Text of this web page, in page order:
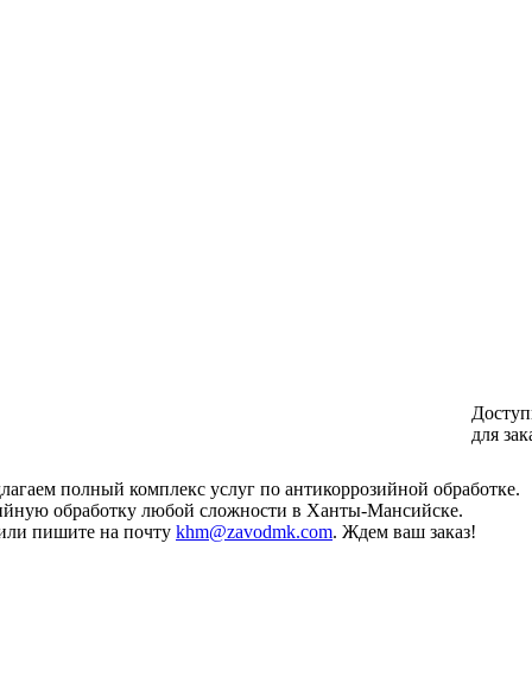
для
полный комплекс услуг по антикоррозийной обработке.
обработку любой сложности в Ханты-Мансийске.
пишите на почту khm@zavodmk.com. Ждем ваш заказ!